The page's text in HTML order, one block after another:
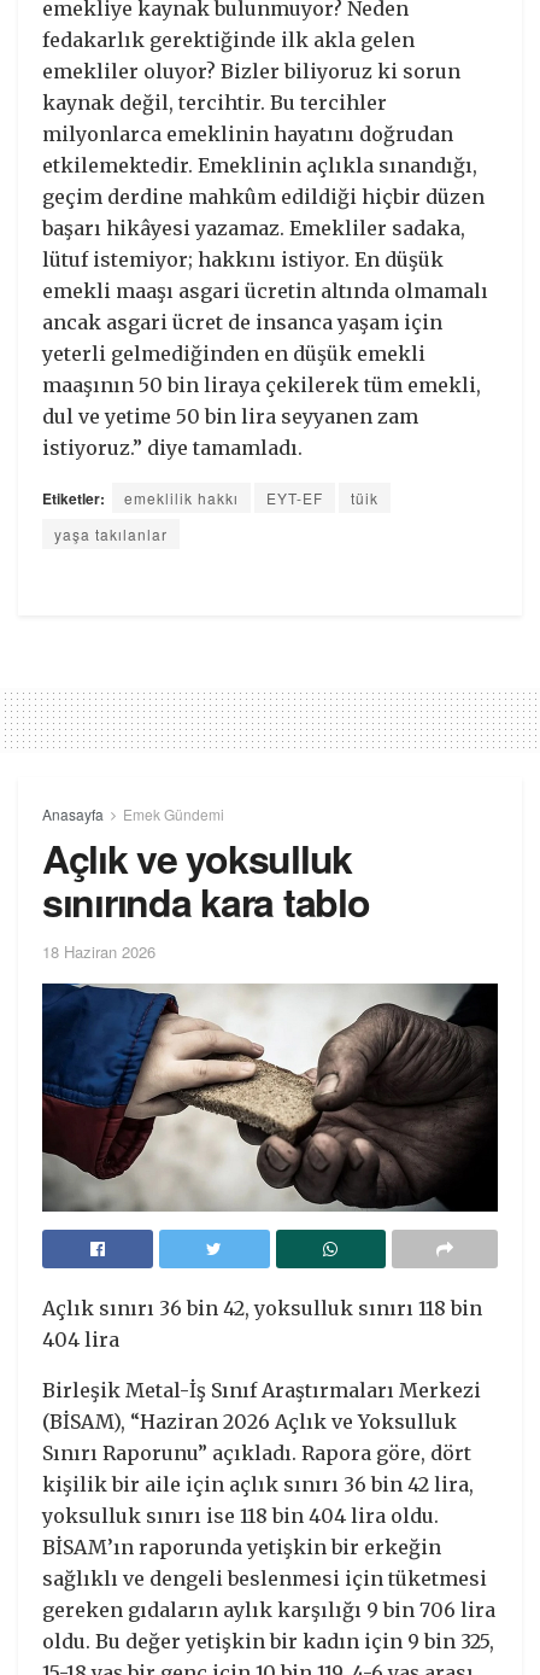
emekliye kaynak bulunmuyor? Neden
fedakarlık gerektiğinde ilk akla gelen
emekliler oluyor? Bizler biliyoruz ki sorun
kaynak değil, tercihtir. Bu tercihler
milyonlarca emeklinin hayatını doğrudan
etkilemektedir. Emeklinin açlıkla sınandığı,
geçim derdine mahkûm edildiği hiçbir düzen
başarı hikâyesi yazamaz. Emekliler sadaka,
lütuf istemiyor; hakkını istiyor. En düşük
emekli maaşı asgari ücretin altında olmamalı
ancak asgari ücret de insanca yaşam için
yeterli gelmediğinden en düşük emekli
maaşının 50 bin liraya çekilerek tüm emekli,
dul ve yetime 50 bin lira seyyanen zam
istiyoruz.” diye tamamladı.
Etiketler: emeklilik hakkı EYT-EF
tüik
yaşa takılanlar
Anasayfa Emek Gündemi
Açlık ve yoksulluk
sınırında kara tablo
18 Haziran 2026
Açlık sınırı 36 bin 42, yoksulluk sınırı 118 bin
404 lira
Birleşik Metal-İş Sınıf Araştırmaları Merkezi
(BİSAM), “Haziran 2026 Açlık ve Yoksulluk
Sınırı Raporunu” açıkladı. Rapora göre, dört
kişilik bir aile için açlık sınırı 36 bin 42 lira,
yoksulluk sınırı ise 118 bin 404 lira oldu.
BİSAM’ın raporunda yetişkin bir erkeğin
sağlıklı ve dengeli beslenmesi için tüketmesi
gereken gıdaların aylık karşılığı 9 bin 706 lira
oldu. Bu değer yetişkin bir kadın için 9 bin 325,